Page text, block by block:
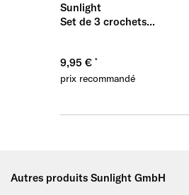
Sunlight
Set de 3 crochets...
9,95 €
prix recommandé
Autres produits Sunlight GmbH